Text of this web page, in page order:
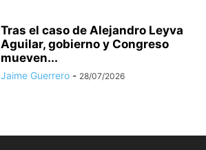
Tras el caso de Alejandro Leyva
Aguilar, gobierno y Congreso
mueven...
Jaime Guerrero - 28/07/2026